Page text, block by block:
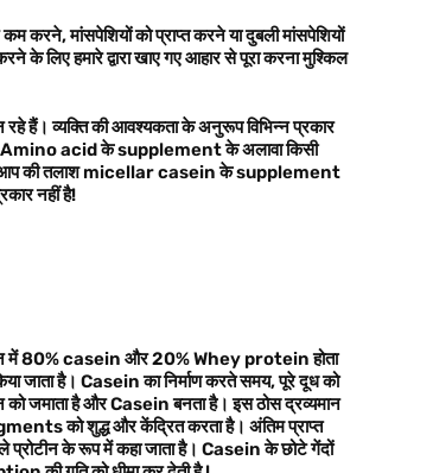
करने, मांसपेशियों को प्राप्त करने या दुबली मांसपेशियों
के लिए हमारे द्वारा खाए गए आहार से पूरा करना मुश्किल
हैं। व्यक्ति की आवश्यकता के अनुरूप विभिन्न प्रकार
acid के supplement के अलावा किसी
आप की तलाश micellar casein के supplement
नहीं है!
में 80% casein और 20% Whey protein होता
जाता है। Casein का निर्माण करते समय, पूरे दूध को
जमाता है और Casein बनता है। इस ठोस द्रव्यमान
को शुद्ध और केंद्रित करता है। अंतिम प्राप्त
प्रोटीन के रूप में कहा जाता है। Casein के छोटे गेंदों